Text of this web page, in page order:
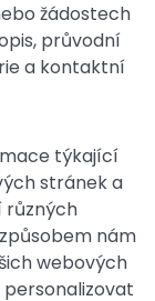
žádostech
průvodní
a kontaktní
týkající
stránek a
různých
nám
webových